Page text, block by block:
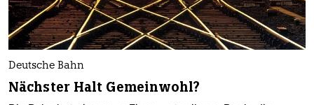
Deutsche Bahn
Nächster Halt Gemeinwohl?